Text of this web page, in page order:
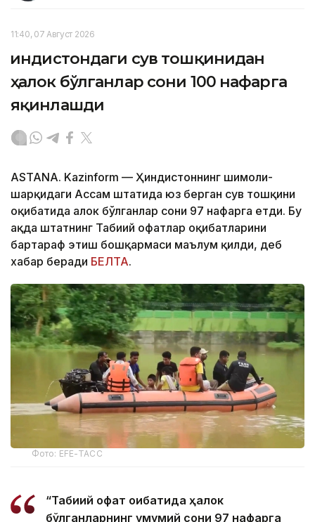
11:40, 07 Август 2026
Ҳиндистондаги сув тошқинидан
ҳалок бўлганлар сони 100 нафарга
яқинлашди
ASTANA. Kazinform — Ҳиндистоннинг шимоли-
шарқидаги Ассам штатида юз берган сув тошқини
оқибатида ҳалок бўлганлар сони 97 нафарга етди. Бу
ҳақда штатнинг Табиий офатлар оқибатларини
бартараф этиш бошқармаси маълум қилди, деб
хабар беради БЕЛТА.
Фото: EFE-ТАСС
“Табиий офат оқибатида ҳалок
бўлганларнинг умумий сони 97 нафарга